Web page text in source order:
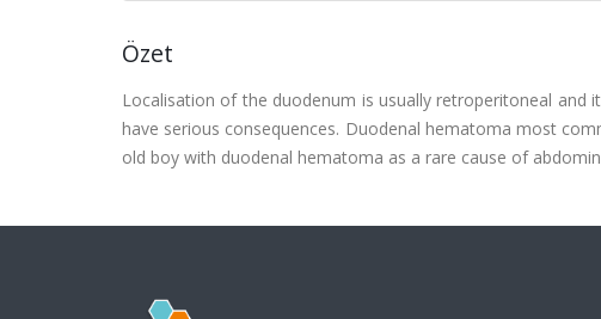
Özet
Localisation of the duodenum is usually retroperitoneal
have serious consequences. Duodenal hematoma most
old boy with duodenal hematoma as a rare cause of